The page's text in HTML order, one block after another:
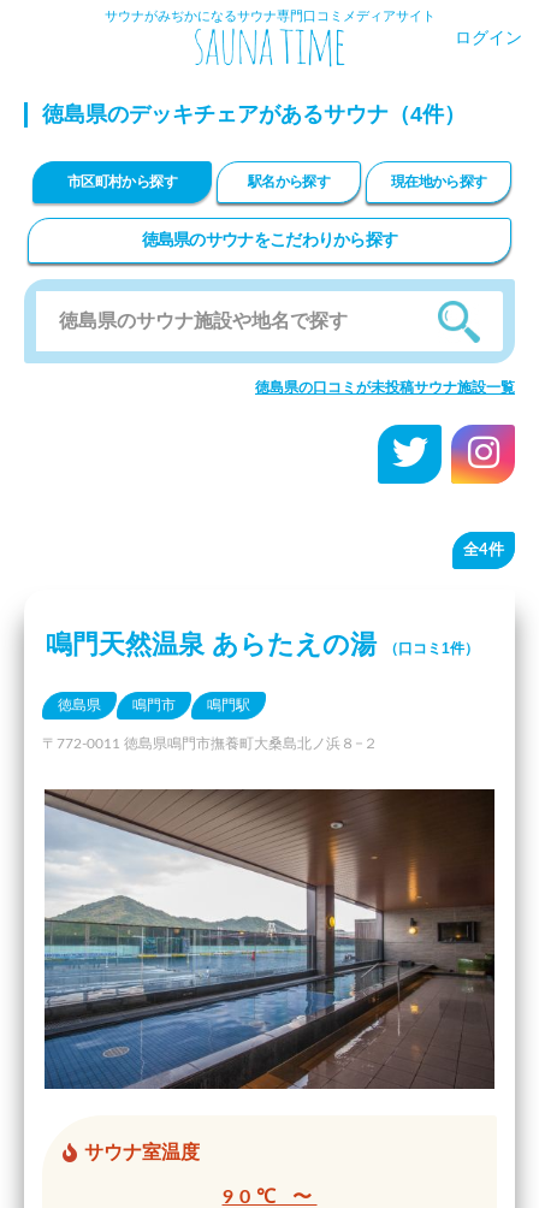
サウナがみぢかになるサウナ専門口コミメディアサイト
ログイン
徳島県のデッキチェアがあるサウナ（4件）
市区町村から探す 駅名から探す 現在地から探す
徳島県のサウナをこだわりから探す
徳島県の口コミが未投稿サウナ施設一覧
全4件
鳴門天然温泉 あらたえの湯 （口コミ1件）
徳島県 鳴門市 鳴門駅
〒772-0011 徳島県鳴門市撫養町大桑島北ノ浜８−２
サウナ室温度
90℃ 〜